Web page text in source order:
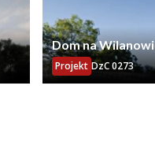
Dom na
Projekt DzC 0273